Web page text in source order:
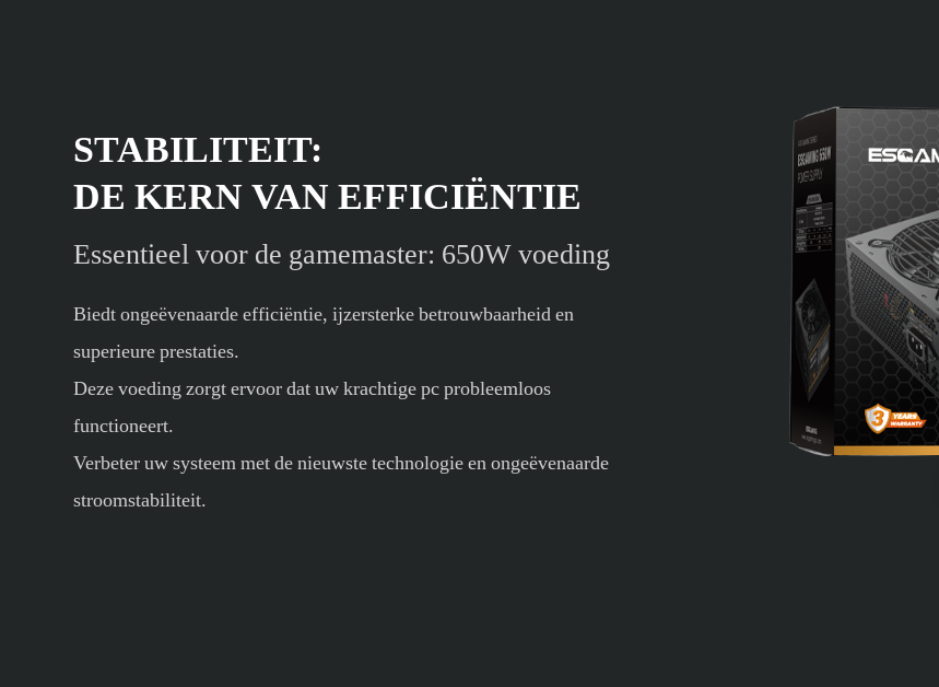
STABILITEIT:
DE KERN VAN EFFICIËNTIE
Essentieel voor de gamemaster: 650W voeding
Biedt ongeëvenaarde efficiëntie, ijzersterke betrouwbaarheid en
superieure prestaties.
Deze voeding zorgt ervoor dat uw krachtige pc probleemloos
functioneert.
Verbeter uw systeem met de nieuwste technologie en ongeëvenaarde
stroomstabiliteit.